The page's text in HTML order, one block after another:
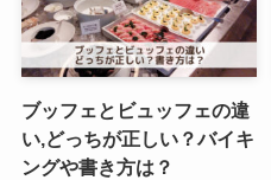
ブッフェとビュッフェの違
い,どっちが正しい？バイキ
ングや書き方は？